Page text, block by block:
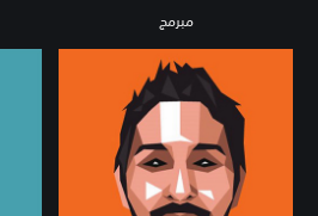
مبرمج